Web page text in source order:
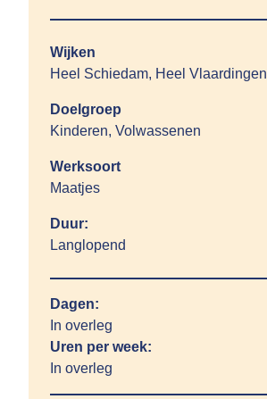
Wijken
Heel Schiedam, Heel Vlaardingen
Doelgroep
Kinderen, Volwassenen
Werksoort
Maatjes
Duur:
Langlopend
Dagen:
In overleg
Uren per week:
In overleg